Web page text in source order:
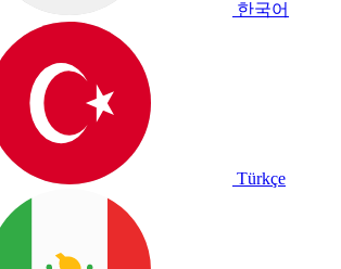
한국어
Türkçe